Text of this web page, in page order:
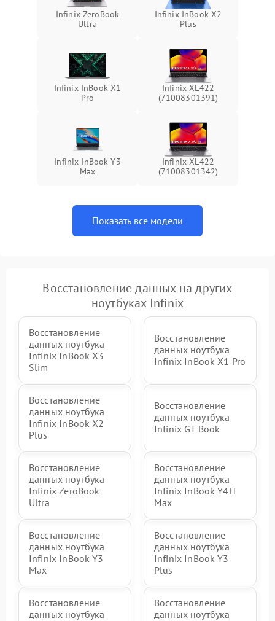
Infinix ZeroBook
Ultra
Infinix InBook X2
Plus
Infinix InBook X1
Pro
Infinix XL422
(71008301391)
Infinix InBook Y3
Max
Infinix XL422
(71008301342)
Показать все модели
Восстановление данных на других
ноутбуках Infinix
Восстановление
данных ноутбука
Infinix InBook X3
Slim
Восстановление
данных ноутбука
Infinix InBook X1 Pro
Восстановление
данных ноутбука
Infinix InBook X2
Plus
Восстановление
данных ноутбука
Infinix GT Book
Восстановление
данных ноутбука
Infinix ZeroBook
Ultra
Восстановление
данных ноутбука
Infinix InBook Y4H
Max
Восстановление
данных ноутбука
Infinix InBook Y3
Max
Восстановление
данных ноутбука
Infinix InBook Y3
Plus
Восстановление
данных ноутбука
Восстановление
данных ноутбука